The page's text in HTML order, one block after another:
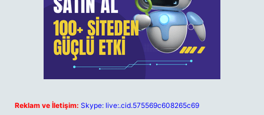
Reklam ve İletişim: Skype: live:.cid.575569c608265c69